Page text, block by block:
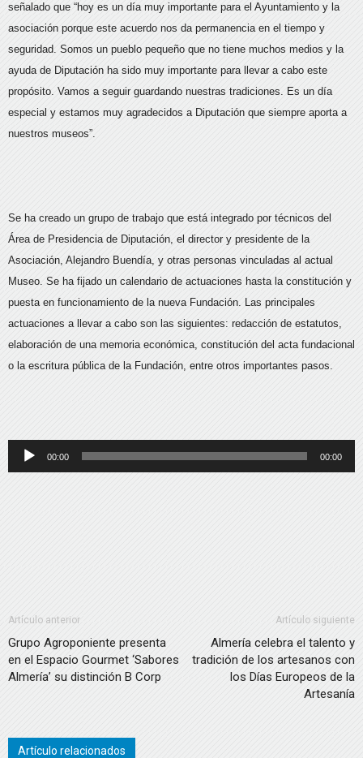
señalado que “hoy es un día muy importante para el Ayuntamiento y la
asociación porque este acuerdo nos da permanencia en el tiempo y
seguridad. Somos un pueblo pequeño que no tiene muchos medios y la
ayuda de Diputación ha sido muy importante para llevar a cabo este
propósito. Vamos a seguir guardando nuestras tradiciones. Es un día
especial y estamos muy agradecidos a Diputación que siempre aporta a
nuestros museos”.
Se ha creado un grupo de trabajo que está integrado por técnicos del
Área de Presidencia de Diputación, el director y presidente de la
Asociación, Alejandro Buendía, y otras personas vinculadas al actual
Museo. Se ha fijado un calendario de actuaciones hasta la constitución y
puesta en funcionamiento de la nueva Fundación. Las principales
actuaciones a llevar a cabo son las siguientes: redacción de estatutos,
elaboración de una memoria económica, constitución del acta fundacional
o la escritura pública de la Fundación, entre otros importantes pasos.
Reproductor
de
00:00 00:00
Artículo anterior
Grupo Agroponiente presenta
en el Espacio Gourmet ‘Sabores
Almería’ su distinción B Corp
Artículo siguiente
Almería celebra el talento y
tradición de los artesanos con
los Días Europeos de la
Artesanía
Artículo relacionados